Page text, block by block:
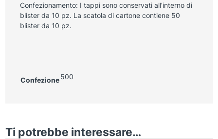
Confezionamento: I tappi sono conservati all’interno di
blister da 10 pz. La scatola di cartone contiene 50
blister da 10 pz.
Confezione 500
Ti potrebbe interessare…